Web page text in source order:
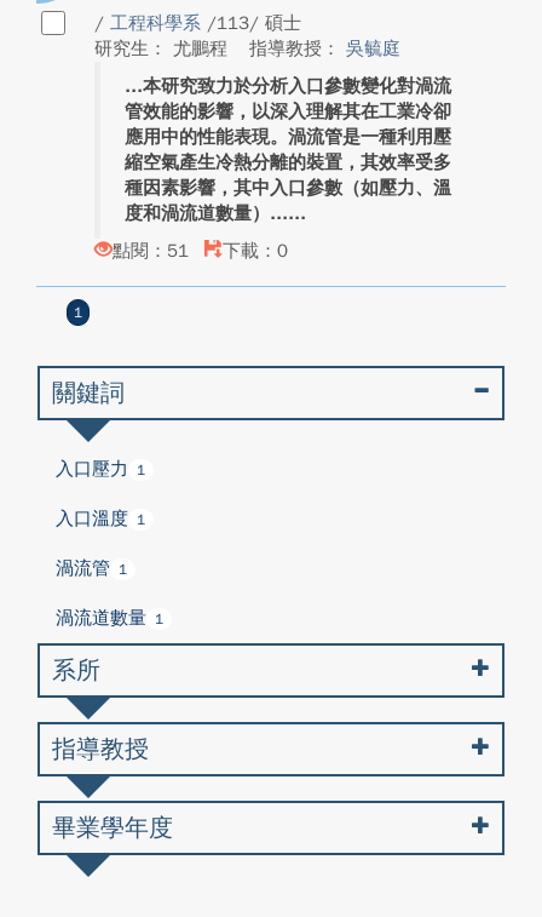
/ 工程科學系 /113/ 碩士
研究生： 尤鵬程
指導教授： 吳毓庭
本研究致力於分析入口參數變化對渦流
管效能的影響，以深入理解其在工業冷卻
應用中的性能表現。渦流管是一種利用壓
縮空氣產生冷熱分離的裝置，其效率受多
種因素影響，其中入口參數（如壓力、溫
度和渦流道數量）...
點閱：51
下載：0
1
關鍵詞
入口壓力 1
入口溫度 1
渦流管 1
渦流道數量 1
系所
指導教授
畢業學年度